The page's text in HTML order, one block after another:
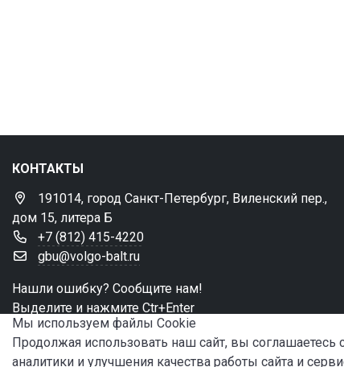
КОНТАКТЫ
191014, город Санкт-Петербург, Виленский пер.,
дом 15, литера Б
+7 (812) 415-4220
gbu@volgo-balt.ru
Нашли ошибку? Сообщите нам!
Выделите и нажмите Ctr+Enter
Мы используем файлы Сookie
Продолжая использовать наш сайт, вы
аналитики и улучшения качества работы сайта и